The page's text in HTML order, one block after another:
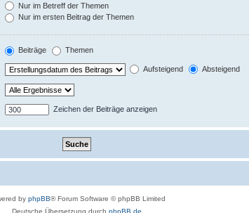
Nur im Betreff der Themen
Nur im ersten Beitrag der Themen
Beiträge Themen
Aufsteigend Absteigend
Zeichen der Beiträge anzeigen
by phpBB® Forum Software © phpBB Limited
Deutsche Übersetzung durch phpBB.de